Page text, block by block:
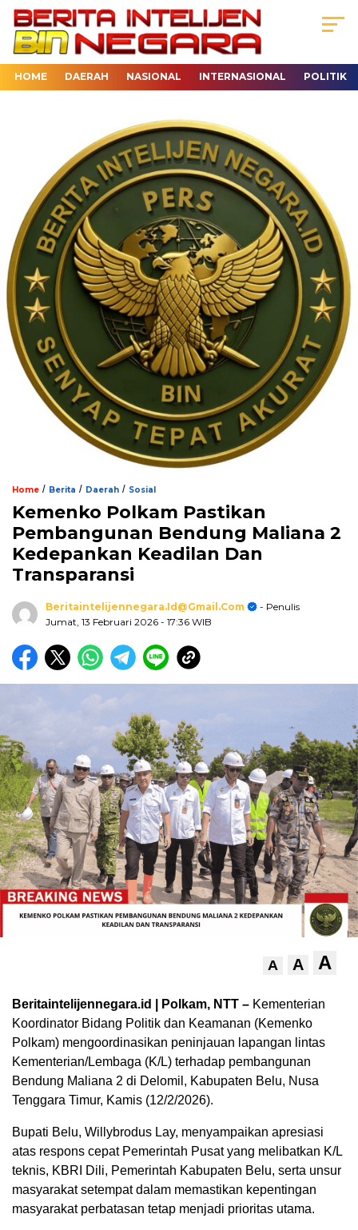
HOME DAERAH NASIONAL INTERNASIONAL POLITIK
Home / Berita / Daerah / Sosial
Kemenko Polkam Pastikan
Pembangunan Bendung Maliana 2
Kedepankan Keadilan Dan
Transparansi
Beritaintelijennegara.id@gmail.com
- Penulis
Jumat, 13 Februari 2026 - 17:36 WIB
A A A
Beritaintelijennegara.id | Polkam, NTT – Kementerian
Koordinator Bidang Politik dan Keamanan (Kemenko
Polkam) mengoordinasikan peninjauan lapangan lintas
Kementerian/Lembaga (K/L) terhadap pembangunan
Bendung Maliana 2 di Delomil, Kabupaten Belu, Nusa
Tenggara Timur, Kamis (12/2/2026).
Bupati Belu, Willybrodus Lay, menyampaikan apresiasi
atas respons cepat Pemerintah Pusat yang melibatkan K/L
teknis, KBRI Dili, Pemerintah Kabupaten Belu, serta unsur
masyarakat setempat dalam memastikan kepentingan
masyarakat perbatasan tetap menjadi prioritas utama.